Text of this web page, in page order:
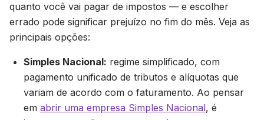
quanto você vai pagar de impostos — e escolher
errado pode significar prejuízo no fim do mês. Veja as
principais opções:
Simples Nacional: regime simplificado, com
pagamento unificado de tributos e alíquotas que
variam de acordo com o faturamento. Ao pensar
em abrir uma empresa Simples Nacional, é